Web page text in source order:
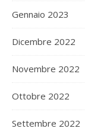
Gennaio 2023
Dicembre 2022
Novembre 2022
Ottobre 2022
Settembre 2022